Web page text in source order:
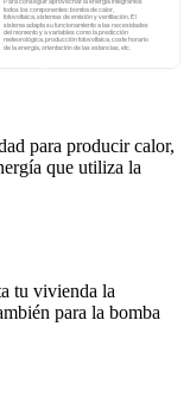
todos los componentes: bomba de calor,
fotovoltaica, sistemas de emisión y ventilación. El
sistema adapta su funcionamiento a las necesidades
del momento y a variables como la predicción
meteorológica, producción fotovoltaica, coste horario
de la energía, orientación de las estancias, etc.
para producir calor,
que utiliza la
tu vivienda la
para la bomba